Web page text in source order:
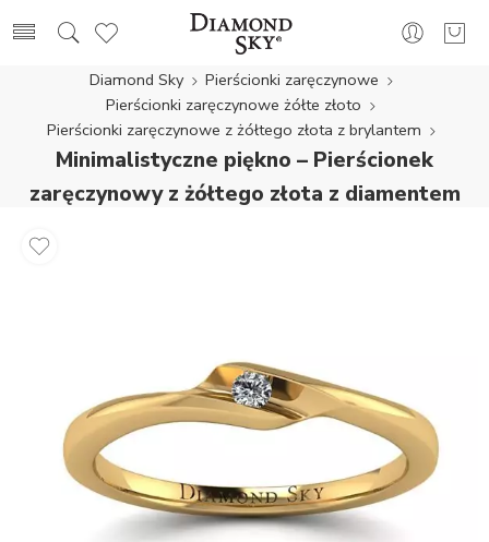
Diamond Sky
Pierścionki zaręczynowe
Pierścionki zaręczynowe żółte złoto
Pierścionki zaręczynowe z żółtego złota z brylantem
Minimalistyczne piękno – Pierścionek
zaręczynowy z żółtego złota z diamentem